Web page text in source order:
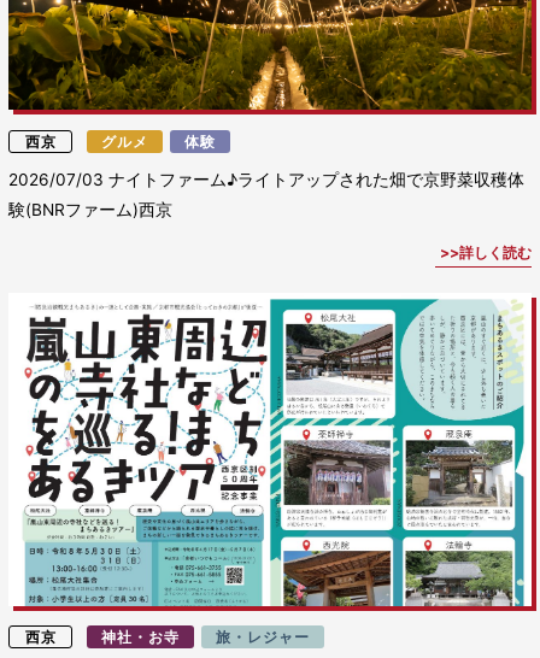
西京 グルメ 体験
2026/07/03ナイトファーム♪ライトアップされた畑で京野菜収穫体
験(BNRファーム)西京
詳しく読む
西京 神社・お寺 旅・レジャー